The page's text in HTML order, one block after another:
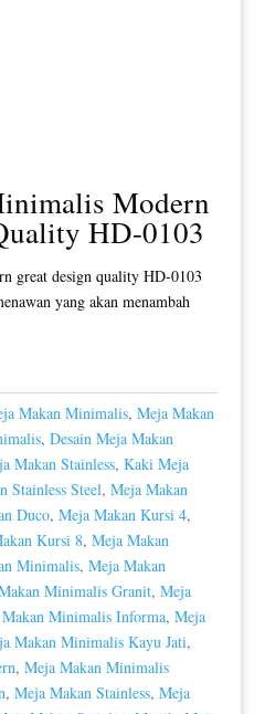
Modern
HD-0103
great design quality HD-0103
yang akan menambah
Makan Minimalis, Meja Makan
, Desain Meja Makan
Makan Stainless, Kaki Meja
Stainless Steel, Meja Makan
Duco, Meja Makan Kursi 4,
Kursi 8, Meja Makan
Minimalis, Meja Makan
Minimalis Granit, Meja
Minimalis Informa, Meja
Makan Minimalis Kayu Jati,
, Meja Makan Minimalis
, Meja Makan Stainless, Meja